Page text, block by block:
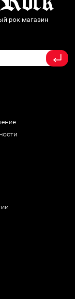
рок магазин